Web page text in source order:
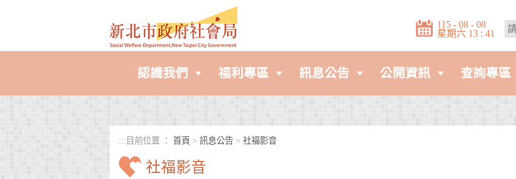
115 - 08 - 08
星期六 13 : 41
認識我們 福利專區 訊息公告 公開資訊 查詢專區
::: 目前位置 ： 首頁 > 訊息公告 > 社福影音
社福影音